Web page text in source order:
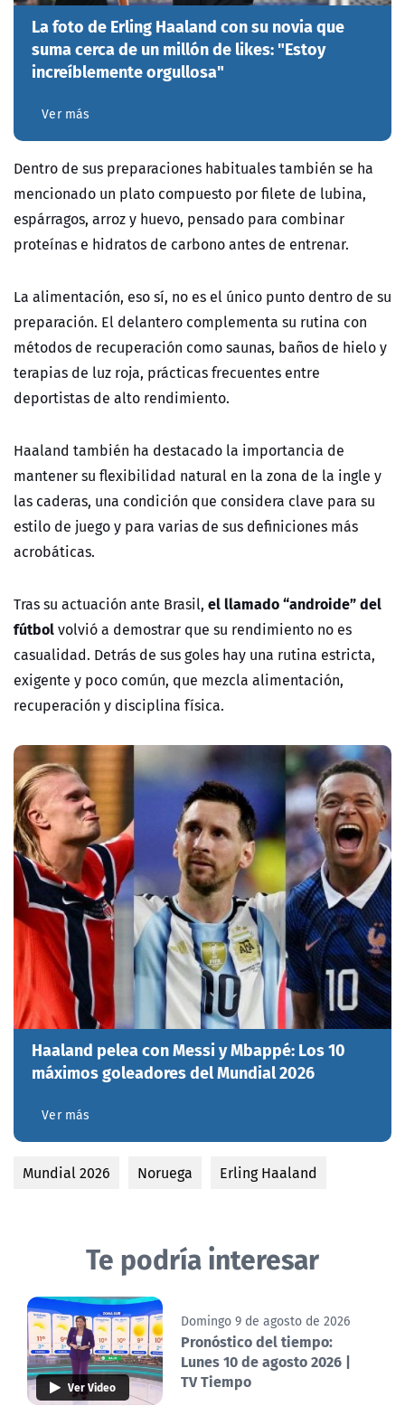
La foto de Erling Haaland con su novia que
suma cerca de un millón de likes: "Estoy
increíblemente orgullosa"
Ver más
Dentro de sus preparaciones habituales también se ha
mencionado un plato compuesto por filete de lubina,
espárragos, arroz y huevo, pensado para combinar
proteínas e hidratos de carbono antes de entrenar.
La alimentación, eso sí, no es el único punto dentro de su
preparación. El delantero complementa su rutina con
métodos de recuperación como saunas, baños de hielo y
terapias de luz roja, prácticas frecuentes entre
deportistas de alto rendimiento.
Haaland también ha destacado la importancia de
mantener su flexibilidad natural en la zona de la ingle y
las caderas, una condición que considera clave para su
estilo de juego y para varias de sus definiciones más
acrobáticas.
Tras su actuación ante Brasil, el llamado “androide” del
fútbolvolvió a demostrar que su rendimiento no es
casualidad. Detrás de sus goles hay una rutina estricta,
exigente y poco común, que mezcla alimentación,
recuperación y disciplina física.
Haaland pelea con Messi y Mbappé: Los 10
máximos goleadores del Mundial 2026
Ver más
Mundial 2026 Noruega Erling Haaland
Te podría interesar
Ver Video
Domingo 9 de agosto de 2026
Pronóstico del tiempo:
Lunes 10 de agosto 2026 |
TV Tiempo